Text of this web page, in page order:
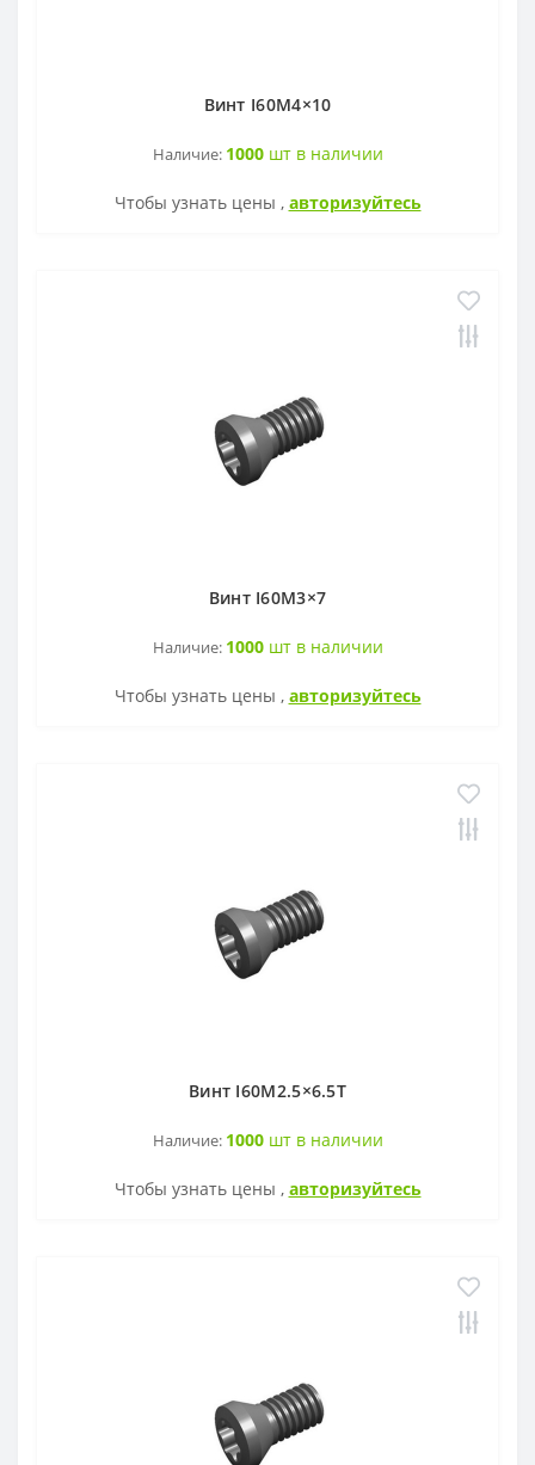
Винт I60M4×10
Наличие: 1000шт в наличии
Чтобы узнать цены , авторизуйтесь
Винт I60M3×7
Наличие: 1000шт в наличии
Чтобы узнать цены , авторизуйтесь
Винт I60M2.5×6.5T
Наличие: 1000шт в наличии
Чтобы узнать цены , авторизуйтесь